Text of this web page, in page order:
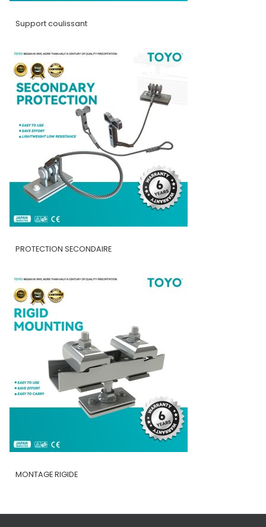
Support coulissant
PROTECTION SECONDAIRE
MONTAGE RIGIDE